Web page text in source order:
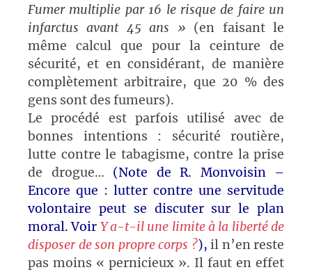
Fumer multiplie par 16 le risque de faire un
infarctus avant 45 ans » (en faisant le
même calcul que pour la ceinture de
sécurité, et en considérant, de manière
complètement arbitraire, que 20 % des
gens sont des fumeurs).
Le procédé est parfois utilisé avec de
bonnes intentions : sécurité routière,
lutte contre le tabagisme, contre la prise
de drogue… (Note de R. Monvoisin –
Encore que : lutter contre une servitude
volontaire peut se discuter sur le plan
moral. Voir Y a-t-il une limite à la liberté de
disposer de son propre corps ?), il n’en reste
pas moins « pernicieux ». Il faut en effet